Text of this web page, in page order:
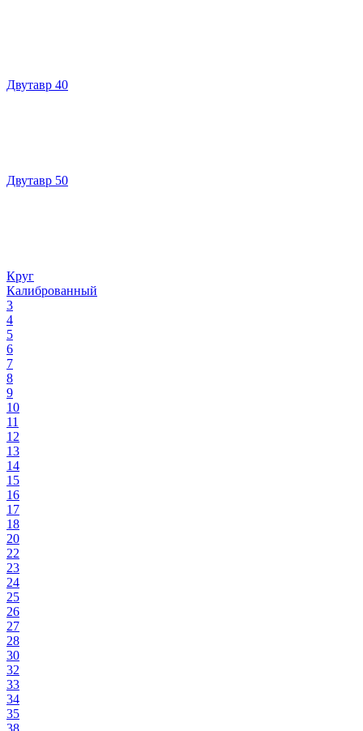
Двутавр 40
Двутавр 50
Круг
Калиброванный
3
4
5
6
7
8
9
10
11
12
13
14
15
16
17
18
20
22
23
24
25
26
27
28
30
32
33
34
35
38